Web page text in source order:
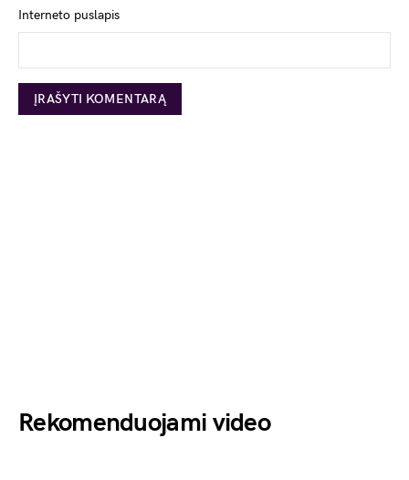
Interneto puslapis
Rekomenduojami video